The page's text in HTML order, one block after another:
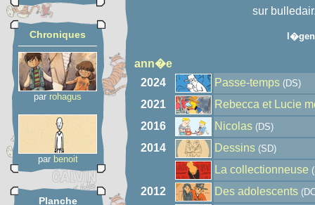
Chroniques
par rohagus
par benoit
Planche
sur
ann�e
2024
Passe-temps (DS)
2021
Rebecca et Lucie
2016
Nicolas (DS)
2014 Dessins (SD)
La collectionneuse
2012 Des adolescents